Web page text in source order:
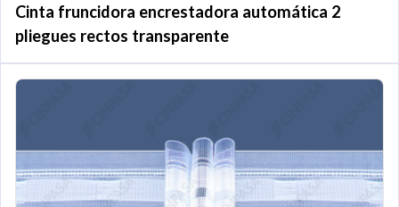
Cinta fruncidora encrestadora automática 2
pliegues rectos transparente